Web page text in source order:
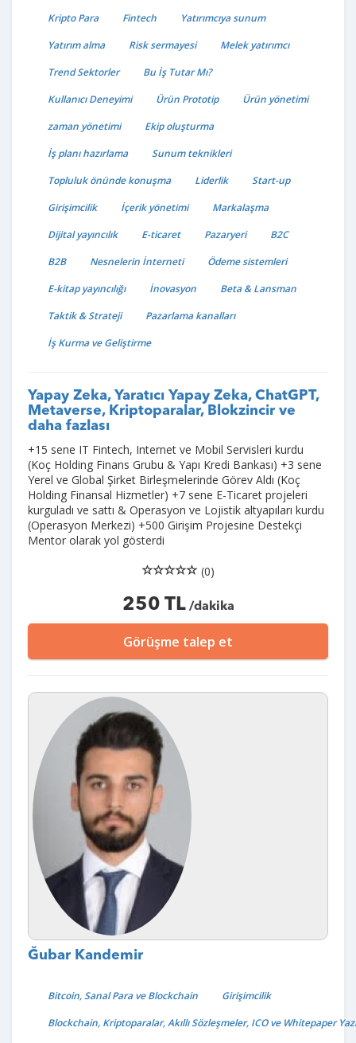
Kripto Para
Fintech
Yatırımcıya sunum
Yatırım alma
Risk sermayesi
Melek yatırımcı
Trend Sektorler
Bu İş Tutar Mı?
Kullanıcı Deneyimi
Ürün Prototip
Ürün yönetimi
zaman yönetimi
Ekip oluşturma
İş planı hazırlama
Sunum teknikleri
Topluluk önünde konuşma
Liderlik
Start-up
Girişimcilik
İçerik yönetimi
Markalaşma
Dijital yayıncılık
E-ticaret Pazaryeri
B2C
B2B
Nesnelerin İnterneti
Ödeme sistemleri
E-kitap yayıncılığı
İnovasyon
Beta & Lansman
Taktik & Strateji
Pazarlama kanalları
İş Kurma ve Geliştirme
Yapay Zeka, Yaratıcı Yapay Zeka, ChatGPT,
Metaverse, Kriptoparalar, Blokzincir ve
daha fazlası
+15 sene IT Fintech, Internet ve Mobil Servisleri kurdu
(Koç Holding Finans Grubu & Yapı Kredi Bankası) +3 sene
Yerel ve Global Şirket Birleşmelerinde Görev Aldı (Koç
Holding Finansal Hizmetler) +7 sene E-Ticaret projeleri
kurguladı ve sattı & Operasyon ve Lojistik altyapıları kurdu
(Operasyon Merkezi) +500 Girişim Projesine Destekçi
Mentor olarak yol gösterdi
(0)
250 TL/dakika
Görüşme talep et
Ğubar Kandemir
Bitcoin, Sanal Para ve Blockchain
Girişimcilik
Blockchain, Kriptoparalar, Akıllı Sözleşmeler, ICO ve Whitepaper